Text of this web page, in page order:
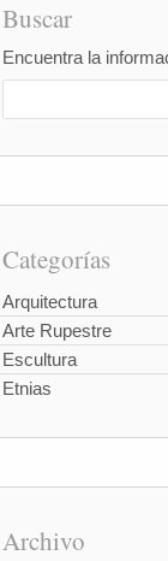
Buscar
Encuentra la
Categorías
Arquitectura
Arte Rupestre
Escultura
Etnias
Archivo